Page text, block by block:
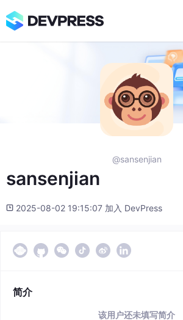
@sansenjian
sansenjian
2025-08-02 19:15:07 加入 DevPress
简介
该用户还未填写简介